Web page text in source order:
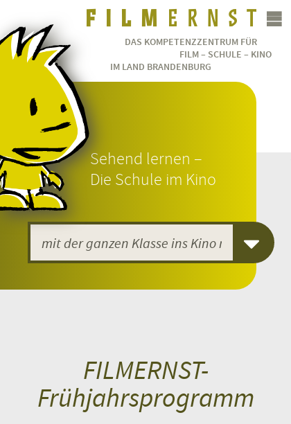
Sehend lernen –
Die Schule im Kino
DAS KOMPETENZZENTRUM FÜR
FILM – SCHULE – KINO
IM LAND BRANDENBURG
FILMERNST-
Frühjahrsprogramm